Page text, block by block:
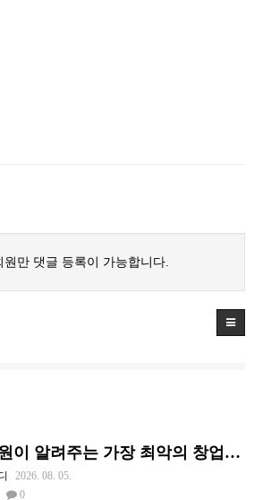
원만 댓글 등록이 가능합니다.
백종원이 알려주는 가장 최악의 창업과정 .JPG
2026. 08. 05.
0